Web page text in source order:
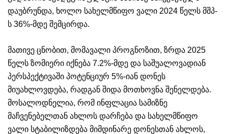
დაუბრუნდა, ხოლო სახელმწიფო ვალი 2024 წელს მშპ-
ს 36%-მდე შემცირდა.
მათივე ცნობით, მომავალი პროგნოზით, ზრდა 2025
წელს ზომიერი იქნება 7.2%-მდე და საშუალოვადიან
პერსპექტივაში პოტენციურ 5%-იან დონეს
მიუახლოვდება, რადგან შიდა მოთხოვნა შენელდება.
მოსალოდნელია, რომ ინფლაცია სამიზნე
მაჩვენებელთან ახლოს დარჩება და სახელმწიფო
ვალი სტაბილიზდება მიმდინარე დონესთან ახლოს,